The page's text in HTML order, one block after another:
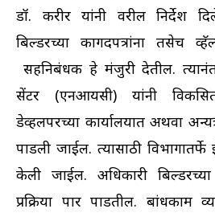
डॉ. करीर यांनी वरील निर्देश
बिल्डरच्या कागदपत्रांना तसेच
सहनिबंधक हे मंजुरी देतील.
सेंटर (एनआयसी) यांनी विकसित
डेव्हलपरच्या कार्यालयात अथवा
पाडली जाईल. त्यासाठी विभागातर्फे
केली जाईल. अधिकारी बिल्डरच्या
प्रक्रिया पार पाडतील. बांधकाम